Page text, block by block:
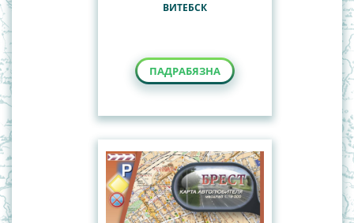
ВИТЕБСК
ПАДРАБЯЗНА